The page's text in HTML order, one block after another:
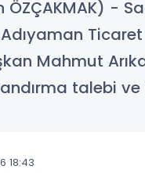
ÖZÇAKMAK) -
Adıyaman
Mahmut
talebi
18:43